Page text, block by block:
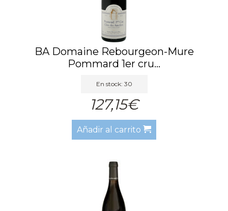
BA Domaine Rebourgeon-Mure
Pommard 1er cru...
En stock: 30
127,15€
Añadir al carrito